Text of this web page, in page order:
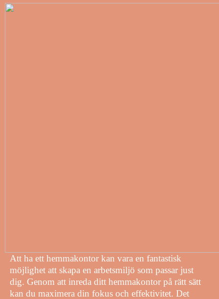
Att ha ett hemmakontor kan vara en fantastisk
möjlighet att skapa en arbetsmiljö som passar just
dig. Genom att inreda ditt hemmakontor på rätt sätt
kan du maximera din fokus och effektivitet. Det